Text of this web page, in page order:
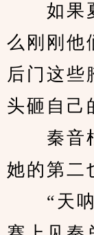
如果夏
么刚刚他
后门这些
头砸自己
秦音根
她的第二
“天呐